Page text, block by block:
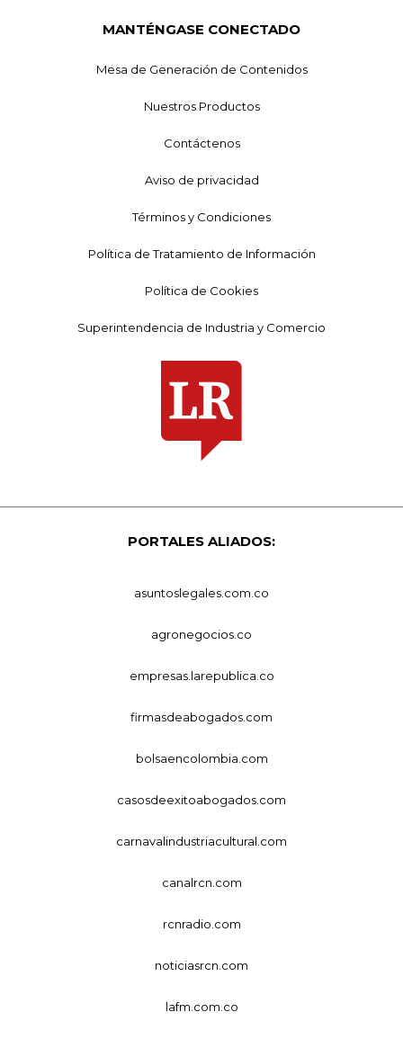
MANTÉNGASE CONECTADO
Mesa de Generación de Contenidos
Nuestros Productos
Contáctenos
Aviso de privacidad
Términos y Condiciones
Política de Tratamiento de Información
Política de Cookies
Superintendencia de Industria y Comercio
PORTALES ALIADOS:
asuntoslegales.com.co
agronegocios.co
empresas.larepublica.co
firmasdeabogados.com
bolsaencolombia.com
casosdeexitoabogados.com
carnavalindustriacultural.com
canalrcn.com
rcnradio.com
noticiasrcn.com
lafm.com.co